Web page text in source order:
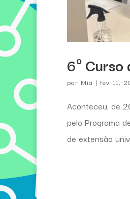
6º Curso
por Mia | fev 11,
Aconteceu, de
pelo Programa
de extensão